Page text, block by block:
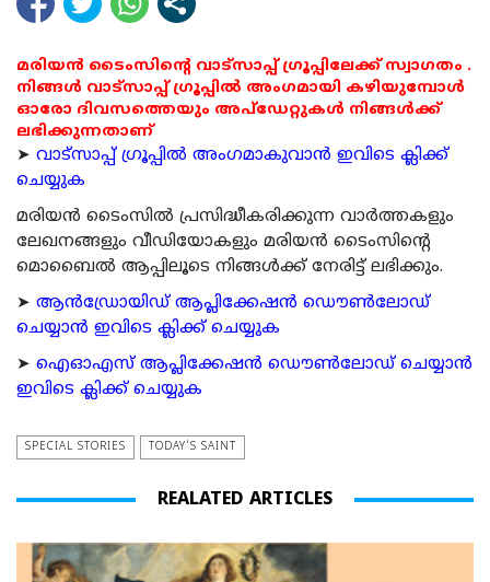
മരിയൻ ടൈംസിന്റെ വാട്സാപ്പ് ഗ്രൂപ്പിലേക്ക് സ്വാഗതം .
നിങ്ങൾ വാട്സാപ്പ് ഗ്രൂപ്പിൽ അംഗമായി കഴിയുമ്പോൾ
ഓരോ ദിവസത്തെയും അപ്ഡേറ്റുകൾ നിങ്ങൾക്ക്
ലഭിക്കുന്നതാണ്
➤ വാട്സാപ്പ് ഗ്രൂപ്പിൽ അംഗമാകുവാൻ ഇവിടെ ക്ലിക്ക്
ചെയ്യുക
മരിയന്‍ ടൈംസില്‍ പ്രസിദ്ധീകരിക്കുന്ന വാര്‍ത്തകളും
ലേഖനങ്ങളും വീഡിയോകളും മരിയന്‍ ടൈംസിന്റെ
മൊബൈല്‍ ആപ്പിലൂടെ നിങ്ങള്‍ക്ക് നേരിട്ട് ലഭിക്കും.
➤ ആന്‍ഡ്രോയിഡ് ആപ്ലിക്കേഷന്‍ ഡൌണ്‍ലോഡ്
ചെയ്യാന്‍ ഇവിടെ ക്ലിക്ക് ചെയ്യുക
➤ ഐഓഎസ് ആപ്ലിക്കേഷന്‍ ഡൌണ്‍ലോഡ് ചെയ്യാന്‍
ഇവിടെ ക്ലിക്ക് ചെയ്യുക
SPECIAL STORIES TODAY'S SAINT
REALATED ARTICLES